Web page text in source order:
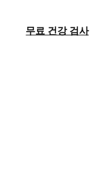
무료 건강 검사